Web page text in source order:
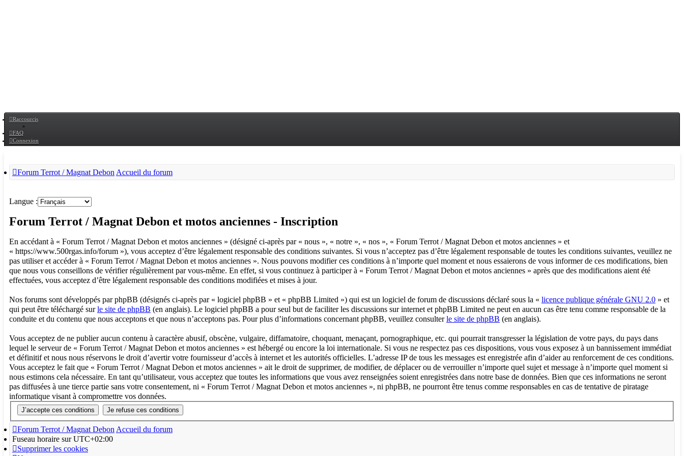
Raccourcis
FAQ
Connexion
Forum Terrot / Magnat Debon Accueil du forum
Langue :
Forum Terrot / Magnat Debon et motos anciennes - Inscription
En accédant à « Forum Terrot / Magnat Debon et motos anciennes » (désigné ci-après par « nous », « notre », « nos », « Forum Terrot / Magnat Debon et motos anciennes » et
« https://www.500rgas.info/forum »), vous acceptez d’être légalement responsable des conditions suivantes. Si vous n’acceptez pas d’être légalement responsable de toutes les conditions suivantes, veuillez ne
pas utiliser et accéder à « Forum Terrot / Magnat Debon et motos anciennes ». Nous pouvons modifier ces conditions à n’importe quel moment et nous essaierons de vous informer de ces modifications, bien
que nous vous conseillons de vérifier régulièrement par vous-même. En effet, si vous continuez à participer à « Forum Terrot / Magnat Debon et motos anciennes » après que des modifications aient été
effectuées, vous acceptez d’être légalement responsable des conditions modifiées et mises à jour.
Nos forums sont développés par phpBB (désignés ci-après par « logiciel phpBB » et « phpBB Limited ») qui est un logiciel de forum de discussions déclaré sous la « licence publique générale GNU 2.0 » et
qui peut être téléchargé surle site de phpBB (en anglais). Le logiciel phpBB a pour seul but de faciliter les discussions sur internet et phpBB Limited ne peut en aucun cas être tenu comme responsable de la
conduite et du contenu que nous acceptons et que nous n’acceptons pas. Pour plus d’informations concernant phpBB, veuillez consulterle site de phpBB (en anglais).
Vous acceptez de ne publier aucun contenu à caractère abusif, obscène, vulgaire, diffamatoire, choquant, menaçant, pornographique, etc. qui pourrait transgresser la législation de votre pays, du pays dans
lequel le serveur de « Forum Terrot / Magnat Debon et motos anciennes » est hébergé ou encore la loi internationale. Si vous ne respectez pas ces dispositions, vous vous exposez à un bannissement immédiat
et définitif et nous nous réservons le droit d’avertir votre fournisseur d’accès à internet et les autorités officielles. L’adresse IP de tous les messages est enregistrée afin d’aider au renforcement de ces conditions.
Vous acceptez le fait que « Forum Terrot / Magnat Debon et motos anciennes » ait le droit de supprimer, de modifier, de déplacer ou de verrouiller n’importe quel sujet et message à n’importe quel moment si
nous estimons cela nécessaire. En tant qu’utilisateur, vous acceptez que toutes les informations que vous avez renseignées soient enregistrées dans notre base de données. Bien que ces informations ne seront
pas diffusées à une tierce partie sans votre consentement, ni « Forum Terrot / Magnat Debon et motos anciennes », ni phpBB, ne pourront être tenus comme responsables en cas de tentative de piratage
informatique visant à compromettre vos données.
Forum Terrot / Magnat DebonAccueil du forum
Fuseau horaire surUTC+02:00
Supprimer les cookies